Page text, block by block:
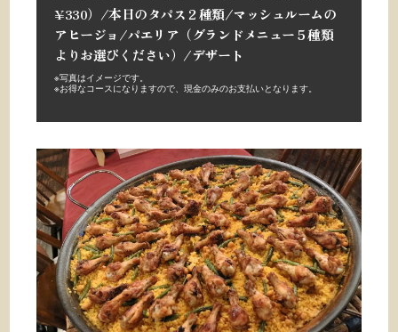
¥330）/本日のタパス２種類/マッシュルームの
アヒージョ/パエリア（グランドメニュー５種類
よりお選びください）/デザート
※写真はイメージです。
※お得なコースになりますので、現金のみのお支払いとなります。